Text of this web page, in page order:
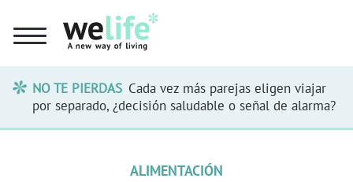
NO TE PIERDAS Cada vez más parejas eligen viajar
por separado, ¿decisión saludable o señal de alarma?
ALIMENTACIÓN